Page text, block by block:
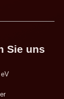
Sie uns